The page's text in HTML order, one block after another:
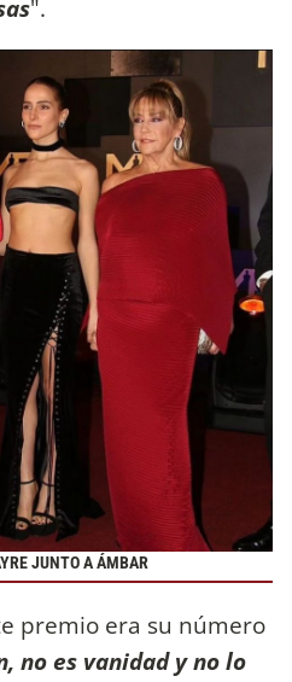
".
JUNTO A ÁMBAR
premio era su número
no es vanidad y no lo